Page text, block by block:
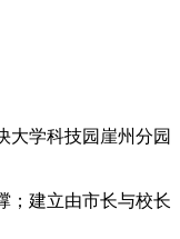
大学科技园崖州分园
；建立由市长与校长